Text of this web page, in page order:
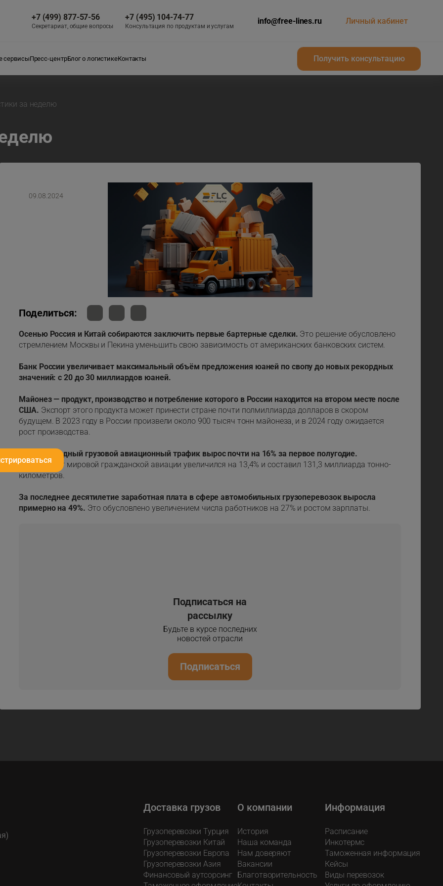
+7 (499) 877-57-56
Секретариат, общие вопросы
+7 (495) 104-74-77
Консультация по продуктам и услугам
info@free-lines.ru Личный кабинет
сервисыПресс-центрБлог о логистикеКонтакты Получить консультацию
Получить консультацию
за неделю
09.08.2024
Поделиться:
Осенью Россия и Китай собираются заключить первые бартерные сделки. Это решение обусловлено
стремлением Москвы и Пекина уменьшить свою зависимость от американских банковских систем.
Банк России увеличивает максимальный объём предложения юаней по свопу до новых рекордных
значений: с 20 до 30 миллиардов юаней.
Майонез — продукт, производство и потребление которого в России находится на втором месте после
США. Экспорт этого продукта может принести стране почти полмиллиарда долларов в скором
будущем. В 2023 году в России произвели около 900 тысяч тонн майонеза, и в 2024 году ожидается
рост производства.
Международный грузовой авиационный трафик вырос почти на 16% за первое полугодие.
Грузооборот мировой гражданской авиации увеличился на 13,4% и составил 131,3 миллиарда тонно-
километров.
За последнее десятилетие заработная плата в сфере автомобильных грузоперевозок выросла
примерно на 49%. Это обусловлено увеличением числа работников на 27% и ростом зарплаты.
Подписаться на
рассылку
Будьте в курсе последних
новостей отрасли
Подписаться
Доставка грузов
Грузоперевозки Турция
Грузоперевозки Китай
Грузоперевозки Европа
Грузоперевозки Азия
Финансовый аутсорсинг
О компании
История
Наша команда
Нам доверяют
Вакансии
Благотворительность
Информация
Расписание
Инкотермс
Таможенная информация
Кейсы
Виды перевозок